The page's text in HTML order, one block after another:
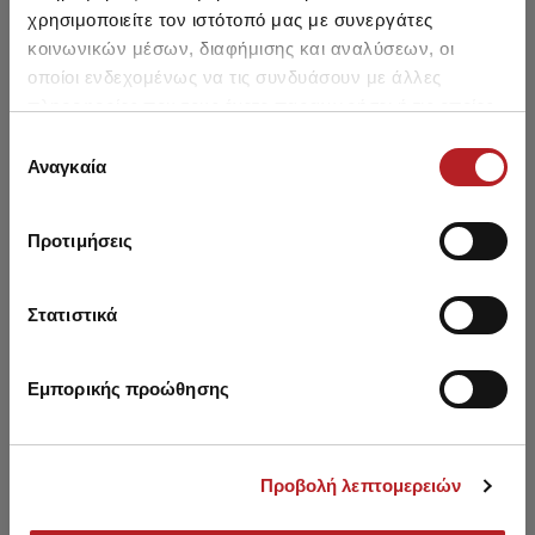
χρησιμοποιείτε τον ιστότοπό μας με συνεργάτες
κοινωνικών μέσων, διαφήμισης και αναλύσεων, οι
οποίοι ενδεχομένως να τις συνδυάσουν με άλλες
των υπηρεσιών τους.
συγκατάθεσης
Αναγκαία
Προτιμήσεις
Στατιστικά
Εμπορικής προώθησης
Προβολή λεπτομερειών